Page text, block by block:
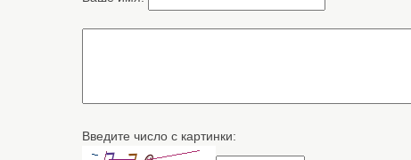
Введите число с картинки: